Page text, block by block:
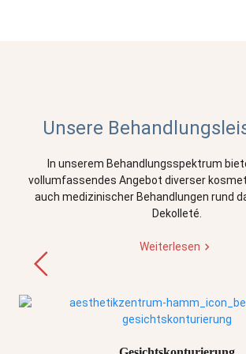
Unsere
In unserem Behandlungsspektrum
vollumfassendes Angebot diverser
auch medizinischer Behandlungen rund
Dekolleté.
Weiterlesen